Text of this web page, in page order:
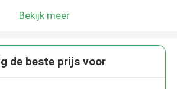
Bekijk meer
de beste prijs voor